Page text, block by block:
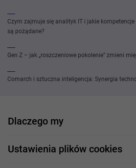
Czym zajmuje się analityk IT i jakie
są pożądane?
Gen Z – jak „roszczeniowe pokolenie” zmieni
Comarch i sztuczna inteligencja: Synergia
Dlaczego my
Nasi pracownicy
Ustawienia plików cookies